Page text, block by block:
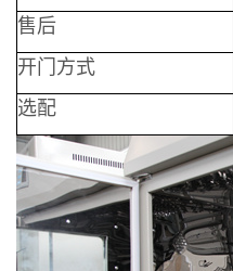
售后
开门方式
选配